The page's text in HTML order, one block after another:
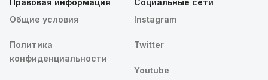
Правовая информация
Общие условия
Политика
конфиденциальности
Социальные сети
Instagram
Twitter
Youtube